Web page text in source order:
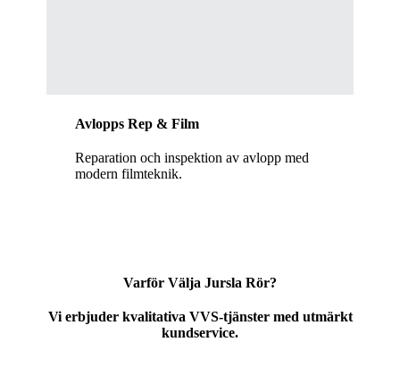
Avlopps Rep & Film
Reparation och inspektion av avlopp med
modern filmteknik.
Varför Välja Jursla Rör?
Vi erbjuder kvalitativa VVS-tjänster med utmärkt
kundservice.